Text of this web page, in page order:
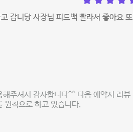
갑니당 사장님 피드백 빨라서 좋아요 또
주셔서 감사합니다^^ 다음 예약시 리뷰
원칙으로 하고 있습니다.